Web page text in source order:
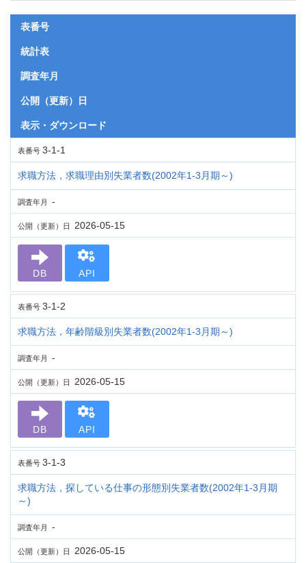
表番号
統計表
調査年月
公開（更新）日
表示・ダウンロード
表番号 3-1-1
求職方法，求職理由別失業者数(2002年1-3月期～)
調査年月 -
公開（更新）日 2026-05-15
DB API
表番号 3-1-2
求職方法，年齢階級別失業者数(2002年1-3月期～)
調査年月 -
公開（更新）日 2026-05-15
DB API
表番号 3-1-3
求職方法，探している仕事の形態別失業者数(2002年1-3月期
～)
調査年月 -
公開（更新）日 2026-05-15